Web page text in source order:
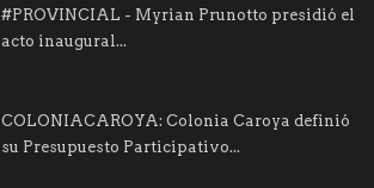
#PROVINCIAL - Myrian Prunotto presidió el
acto inaugural...
COLONIACAROYA: Colonia Caroya definió
su Presupuesto Participativo...